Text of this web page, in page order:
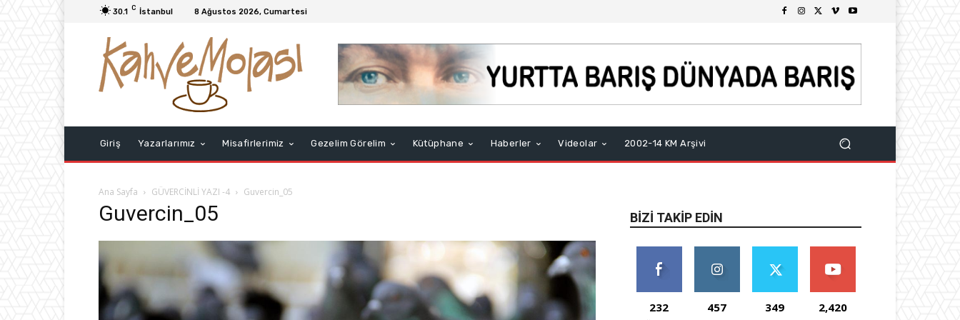
30.1 C İstanbul 8 Ağustos 2026, Cumartesi
Giriş Yazarlarımız Misafirlerimiz Gezelim Görelim Kütüphane Haberler Videolar 2002-14 KM Arşivi
Ana Sayfa GÜVERCİNLİ YAZI -4 Guvercin_05
Guvercin_05 BIZI TAKIP EDIN
232 457 349 2,420